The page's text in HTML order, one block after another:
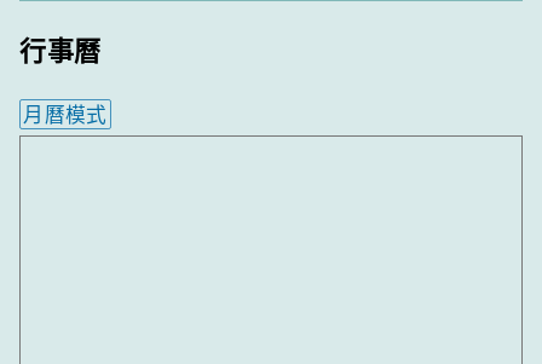
行事曆
月曆模式